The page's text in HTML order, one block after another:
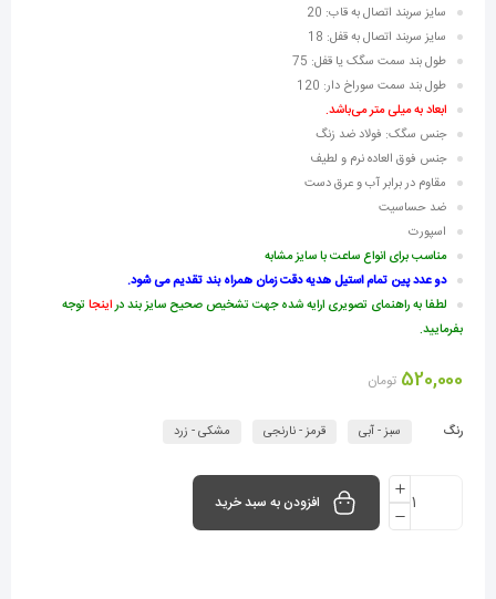
سایز سربند اتصال به قاب: 20
سایز سربند اتصال به قفل: 18
طول بند سمت سگک یا قفل: 75
طول بند سمت سوراخ دار: 120
ابعاد به میلی متر می‌باشد.
جنس سگک: فولاد ضد زنگ
جنس فوق العاده نرم و لطیف
مقاوم در برابر آب و عرق دست
ضد حساسیت
اسپورت
مناسب برای انواع ساعت با سایز مشابه
دو عدد پین تمام استیل هدیه دقت زمان همراه بند تقدیم می شود.
لطفا به راهنمای تصویری ارایه شده جهت تشخیص صحیح سایز بند دراینجا توجه
بفرمایید.
520,000 تومان
رنگ سبز - آبی قرمز - نارنجی مشکی - زرد
افزودن به سبد خرید